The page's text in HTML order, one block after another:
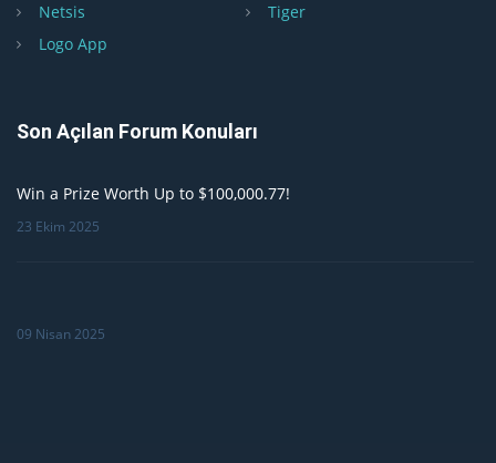
Netsis
Tiger
Logo App
Son Açılan Forum Konuları
Win a Prize Worth Up to $100,000.77!
23 Ekim 2025
09 Nisan 2025